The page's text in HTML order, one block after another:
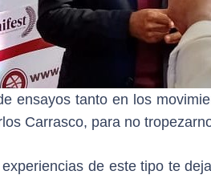
ensayos tanto en los
Carrasco, para no
de este tipo te